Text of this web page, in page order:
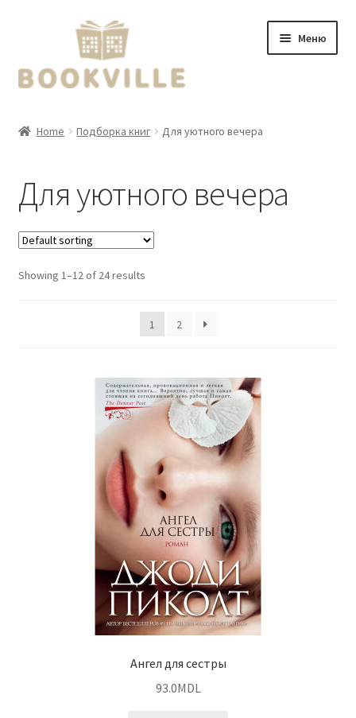
навигации
содержимому
Меню
Мероприятия
Доставка, оплата
Контакты
Home Подборка книг Для уютного вечера
Для уютного вечера
Showing 1–12 of 24 results
1 2
Ангел для сестры
93.0MDL